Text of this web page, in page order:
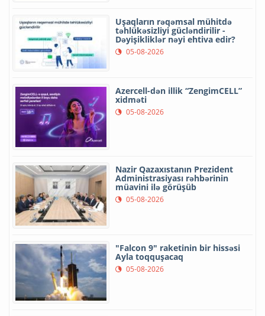
Uşaqların rəqəmsal mühitdə
təhlükəsizliyi gücləndirilir -
Dəyişikliklər nəyi ehtiva edir?
05-08-2026
Azercell-dən illik “ZengimCELL”
xidməti
05-08-2026
Nazir Qazaxıstanın Prezident
Administrasiyası rəhbərinin
müavini ilə görüşüb
05-08-2026
"Falcon 9" raketinin bir hissəsi
Ayla toqquşacaq
05-08-2026